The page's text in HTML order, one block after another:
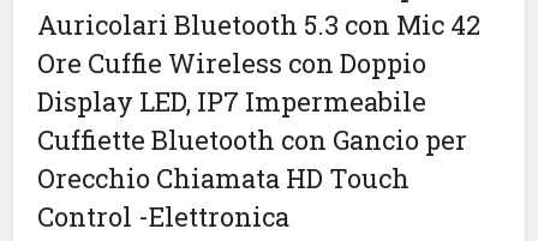
Auricolari Bluetooth 5.3 con Mic 42
Ore Cuffie Wireless con Doppio
Display LED, IP7 Impermeabile
Cuffiette Bluetooth con Gancio per
Orecchio Chiamata HD Touch
Control -Elettronica